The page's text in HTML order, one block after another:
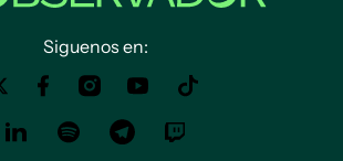
Siguenos en: